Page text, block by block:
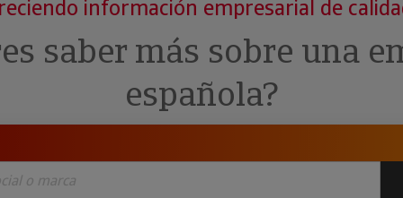
y ERP
· Recuperación de
Pública
Investigada
información empresarial de
saber más sobre una
española?